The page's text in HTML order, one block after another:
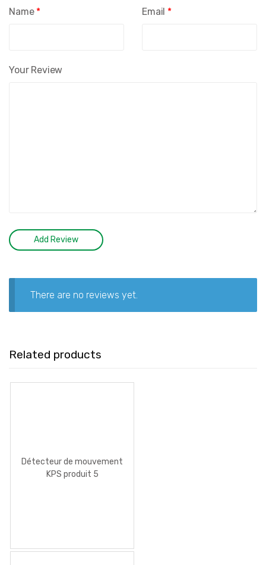
Your Review
Name * Email *
There are no reviews yet.
Related products
Détecteur de mouvement
KPS produit 5